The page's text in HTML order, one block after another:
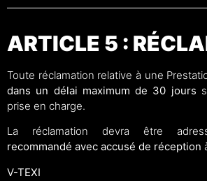
ARTICLE 5 :
Toute réclamation relative à une
dans un délai maximum de 30 jours
prise en charge.
La réclamation devra être
recommandé avec accusé de réception
V-TEXI